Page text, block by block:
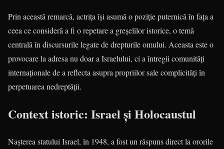
Prin această remarcă, actrița își asumă o poziție puternică în fața a
ceea ce consideră a fi o repetare a greșelilor istorice, o temă
centrală în discursurile legate de drepturile omului. Aceasta este o
provocare la adresa nu doar a Israelului, ci a întregii comunități
internaționale de a reflecta asupra propriilor sale complicități în
perpetuarea nedreptății.
Context istoric: Israel și Holocaustul
Nașterea statului Israel, în 1948, a fost un răspuns direct la ororile